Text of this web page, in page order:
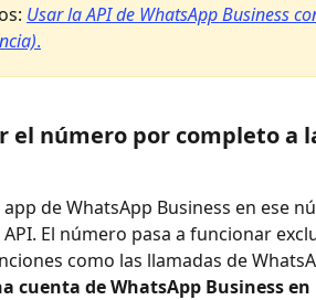
Usar la API de WhatsApp Business
.
el número por completo a
app de WhatsApp Business en ese
El número pasa a funcionar
como las llamadas de
cuenta de WhatsApp Business